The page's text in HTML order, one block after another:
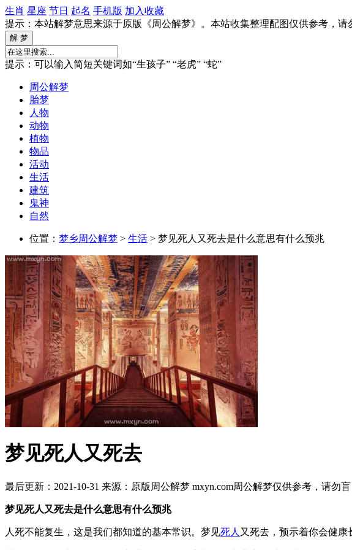
生肖 星座 节日 起名 手机版 加入收藏
提示：本站解梦意思来源于原版《周公解梦》。本站收集整理配图仅供参考，请
提示：可以输入简短关键词如“生孩子” “老虎” “蛇”
周公解梦
胎梦
人物
动物
植物
物品
活动
生活
建筑
鬼神
自然
位置： 梦乡周公解梦 > 生活 > 梦见死人又死去是什么意思有什么预兆
梦见死人又死去
最后更新：2021-10-31 来源：原版周公解梦 mxyn.com周公解梦仅供参考，请勿
梦见死人又死去是什么意思有什么预兆
人死不能复生，这是我们都知道的基本常识。梦见死人 又死去，预示着你会健